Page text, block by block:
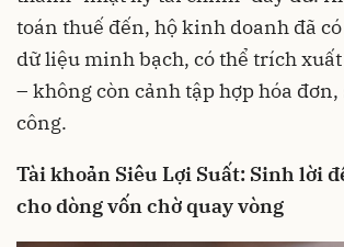
toán thuế đến, hộ kinh doanh đã
dữ liệu minh bạch, có thể trích
– không còn cảnh tập hợp hóa đơn,
công.
Tài khoản Siêu Lợi Suất: Sinh lời
cho dòng vốn chờ quay vòng